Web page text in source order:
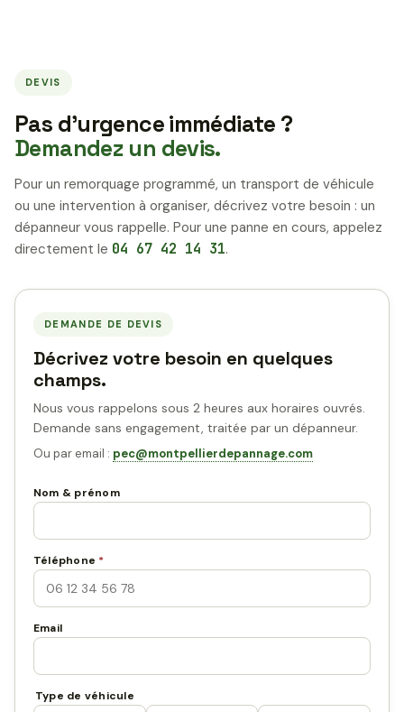
DEVIS
Pas d’urgence immédiate ?
Demandez un devis.
Pour un remorquage programmé, un transport de véhicule
ou une intervention à organiser, décrivez votre besoin : un
dépanneur vous rappelle. Pour une panne en cours, appelez
directement le 04 67 42 14 31.
DEMANDE DE DEVIS
Décrivez votre besoin en quelques
champs.
Nous vous rappelons sous 2 heures aux horaires ouvrés.
Demande sans engagement, traitée par un dépanneur.
Ou par email : pec@montpellierdepannage.com
Nom & prénom
Téléphone *
Email
Type de véhicule